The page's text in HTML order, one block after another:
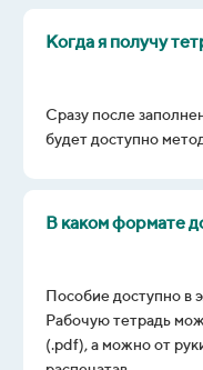
Когда я получу
Сразу после
будет доступно
В каком формате
Пособие доступно в
Рабочую тетрадь
(.pdf), а можно от